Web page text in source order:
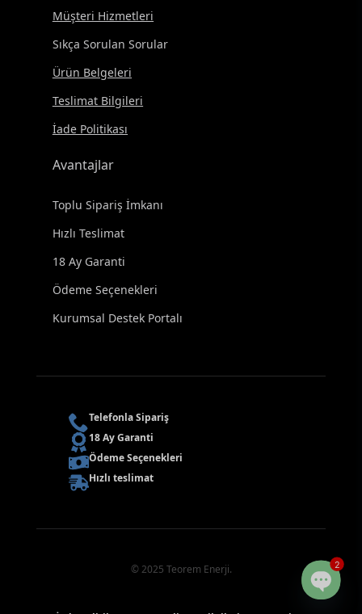
Müşteri Hizmetleri
Sıkça Sorulan Sorular
Ürün Belgeleri
Teslimat Bilgileri
İade Politikası
Avantajlar
Toplu Sipariş İmkanı
Hızlı Teslimat
18 Ay Garanti
Ödeme Seçenekleri
Kurumsal Destek Portalı
Telefonla Sipariş
18 Ay Garanti
Ödeme Seçenekleri
Hızlı teslimat
© 2025 Teorem Enerji. 2